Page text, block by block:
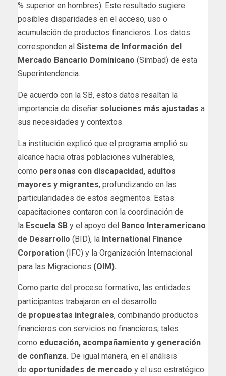
% superior en hombres). Este resultado sugiere
posibles disparidades en el acceso, uso o
acumulación de productos financieros. Los datos
corresponden al Sistema de Información del
Mercado Bancario Dominicano (Simbad) de esta
Superintendencia.
De acuerdo con la SB, estos datos resaltan la
importancia de diseñar soluciones más ajustadas a
sus necesidades y contextos.
La institución explicó que el programa amplió su
alcance hacia otras poblaciones vulnerables,
como personas con discapacidad, adultos
mayores y migrantes, profundizando en las
particularidades de estos segmentos. Estas
capacitaciones contaron con la coordinación de
la Escuela SB y el apoyo del
Banco Interamericano
de Desarrollo (BID), la International Finance
Corporation (IFC) y la Organización Internacional
para las Migraciones (OIM).
Como parte del proceso formativo, las entidades
participantes trabajaron en el desarrollo
de propuestas integrales, combinando productos
financieros con servicios no financieros, tales
como educación, acompañamiento y generación
de confianza. De igual manera, en el análisis
de oportunidades de mercado y el uso estratégico